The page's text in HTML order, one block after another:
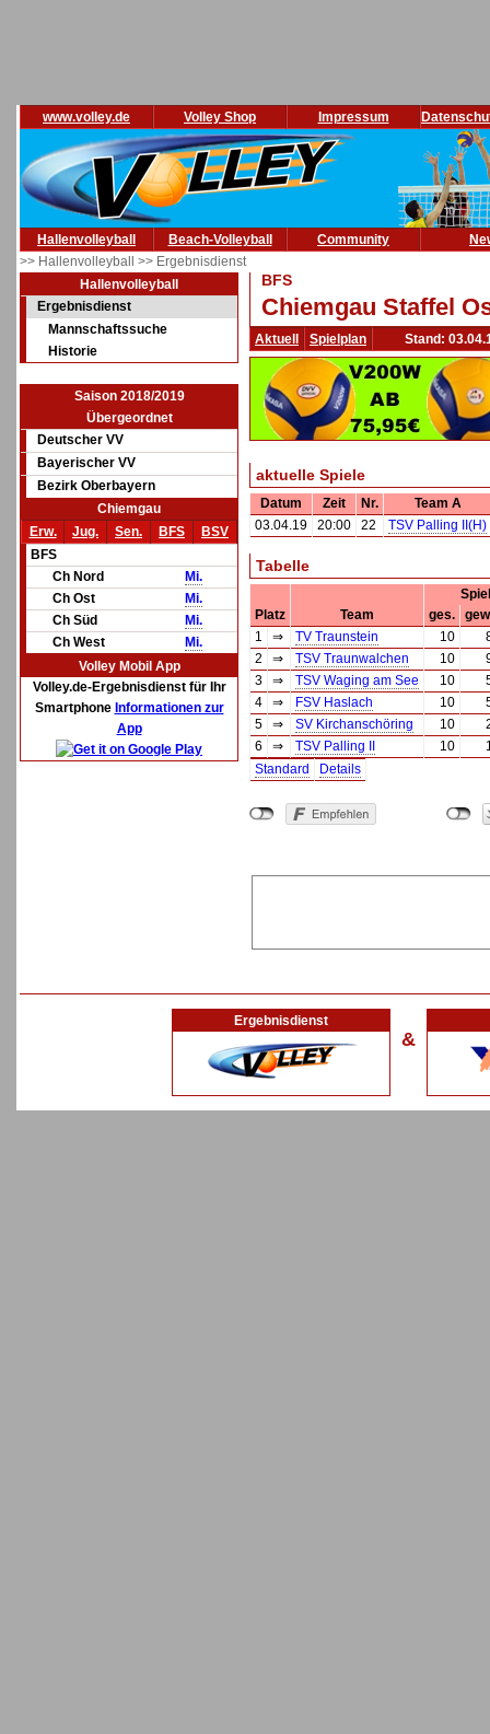
www.volley.de Volley Shop Impressum
Hallenvolleyball Beach-Volleyball Community
>> Hallenvolleyball >> Ergebnisdienst
Hallenvolleyball
Ergebnisdienst
Mannschaftssuche
Historie
Saison 2018/2019
Übergeordnet
Deutscher VV
Bayerischer VV
Bezirk Oberbayern
Chiemgau
Erw.
Jug. Sen. BFS
BSV
BFS
Ch Nord
Mi.
Ch Ost
Mi.
Ch Süd
Mi.
Ch West
Mi.
Volley Mobil App
Volley.de-Ergebnisdienst für Ihr
Smartphone Informationen zur
App
BFS
Chiemgau Staffel
Aktuell Spielplan Stand:
aktuelle Spiele
Datum Zeit Nr.
Team A
03.04.19
20:00 22 TSV Palling II(H)
Tabelle
Platz
Team ges.
1
⇒ TV Traunstein 10
2
⇒ TSV Traunwalchen 10
3
⇒ TSV Waging am See 10
4
⇒ FSV Haslach 10
5
⇒ SV Kirchanschöring 10
6
⇒ TSV Palling II 10
Standard
Details
Ergebnisdienst
&